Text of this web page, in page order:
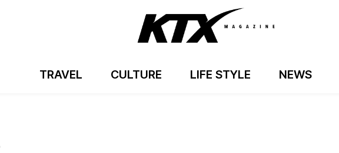
TRAVEL CULTURE LIFE STYLE NEWS